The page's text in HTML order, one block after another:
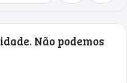
Não podemos